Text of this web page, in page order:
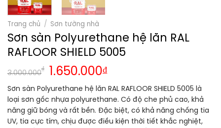
Trang chủ / Sơn tường nhà
Sơn sàn Polyurethane hệ lăn RAL
RAFLOOR SHIELD 5005
3.000.000
₫ 1.650.000₫
Sơn sàn Polyurethane hệ lăn RAL RAFLOOR SHIELD 5005 là
loại sơn gốc nhựa polyurethane. Có độ che phủ cao, khả
năng giữ bóng và rất bền. Đặc biệt, có khả năng chống tia
UV, tia cực tím, chịu được điều kiện thời tiết khắc nghiệt,